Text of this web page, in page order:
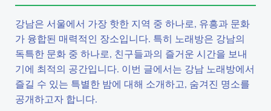
강남은 서울에서 가장 핫한 지역 중 하나로, 유흥과 문화
가 융합된 매력적인 장소입니다. 특히 노래방은 강남의
독특한 문화 중 하나로, 친구들과의 즐거운 시간을 보내
기에 최적의 공간입니다. 이번 글에서는 강남 노래방에서
즐길 수 있는 특별한 밤에 대해 소개하고, 숨겨진 명소를
공개하고자 합니다.